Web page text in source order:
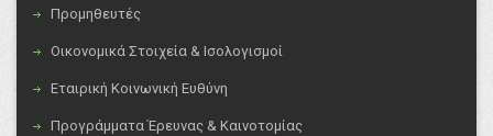
Προμηθευτές
Οικονομικά Στοιχεία & Ισολογισμοί
Εταιρική Κοινωνική Ευθύνη
Προγράμματα Έρευνας & Καινοτομίας